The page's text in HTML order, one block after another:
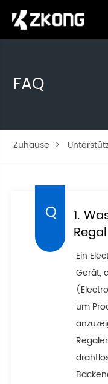
FAQ
Zuhause
1.
Ein
Gerät,
um